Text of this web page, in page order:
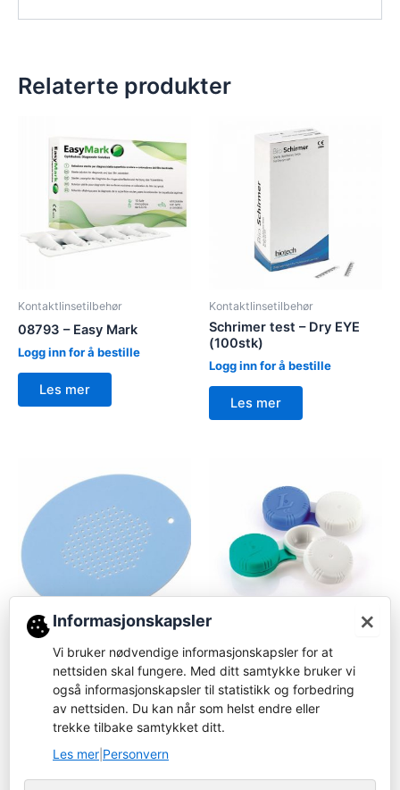
Relaterte produkter
Kontaktlinsetilbehør
08793 – Easy Mark
Logg inn for å bestille
Les mer
Kontaktlinsetilbehør
Schrimer test – Dry EYE
(100stk)
Logg inn for å bestille
Les mer
Kontaktlinsetilbehør
08795 – Vask berginger
Logg inn for å bestille
Les mer
Kontaktlinsetilbehør
08727 Beholder for myke
og RGP kontaktlinser
Logg inn for å bestille
×
Informasjonskapsler
Vi bruker nødvendige informasjonskapsler for at
nettsiden skal fungere. Med ditt samtykke bruker vi
også informasjonskapsler til statistikk og forbedring
av nettsiden. Du kan når som helst endre eller
trekke tilbake samtykket ditt.
Les mer Personvern